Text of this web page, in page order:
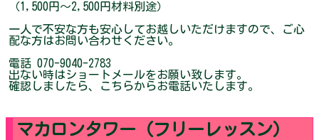
（1,500円〜2,500円材料別途）
一人で不安な方も安心してお越しいただけますので、ご心
配な方はお問い合わせください。
電話 070-9040-2783
出ない時はショートメールをお願い致します。
確認しましたら、こちらからお電話いたします。
マカロンタワー（フリーレッスン）